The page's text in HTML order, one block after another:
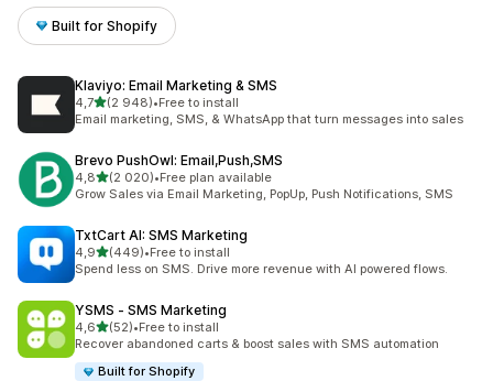
Built for Shopify
Klaviyo: Email Marketing & SMS
4,7z 5 hvězd
(2 948)
Celkový počet recenzí: 2948
•Free to install
Email marketing, SMS, & WhatsApp that turn messages into sales
Brevo PushOwl: Email,Push,SMS
4,8z 5 hvězd
(2 020)
Celkový počet recenzí: 2020
•Free plan available
Grow Sales via Email Marketing, PopUp, Push Notifications, SMS
TxtCart AI: SMS Marketing
4,9z 5 hvězd
(449)
Celkový počet recenzí: 449
•Free to install
Spend less on SMS. Drive more revenue with AI powered flows.
YSMS ‑ SMS Marketing
4,6z 5 hvězd
(52)
Celkový počet recenzí: 52
•Free to install
Recover abandoned carts & boost sales with SMS automation
Built for Shopify